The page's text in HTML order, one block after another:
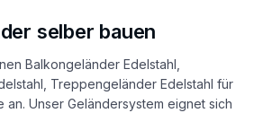
selber bauen
Balkongeländer Edelstahl,
Treppengeländer Edelstahl für
Unser Geländersystem eignet sich